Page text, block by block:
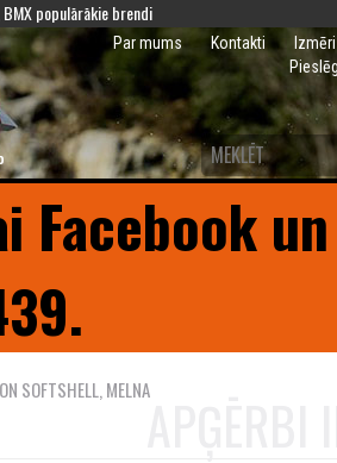
BMX populārākie brendi
Par mums Kontakti
Izmēri
un
SOFTSHELL, MELNA